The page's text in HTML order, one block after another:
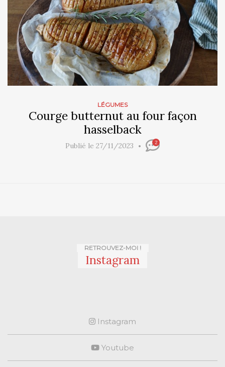
LÉGUMES
Courge butternut au four façon
hasselback
Publié le 27/11/2023 2
RETROUVEZ-MOI !
Instagram
Instagram
Youtube